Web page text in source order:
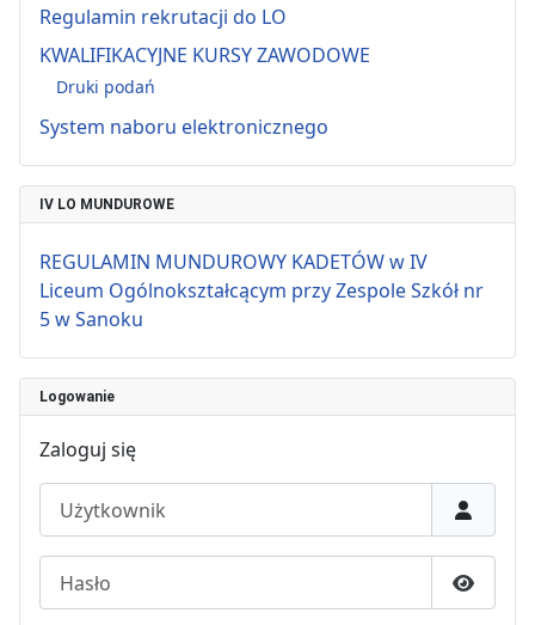
Regulamin rekrutacji do LO
KWALIFIKACYJNE KURSY ZAWODOWE
Druki podań
System naboru elektronicznego
IV LO MUNDUROWE
REGULAMIN MUNDUROWY KADETÓW w IV
Liceum Ogólnokształcącym przy Zespole Szkół nr
5 w Sanoku
Logowanie
Zaloguj się
Pokaż